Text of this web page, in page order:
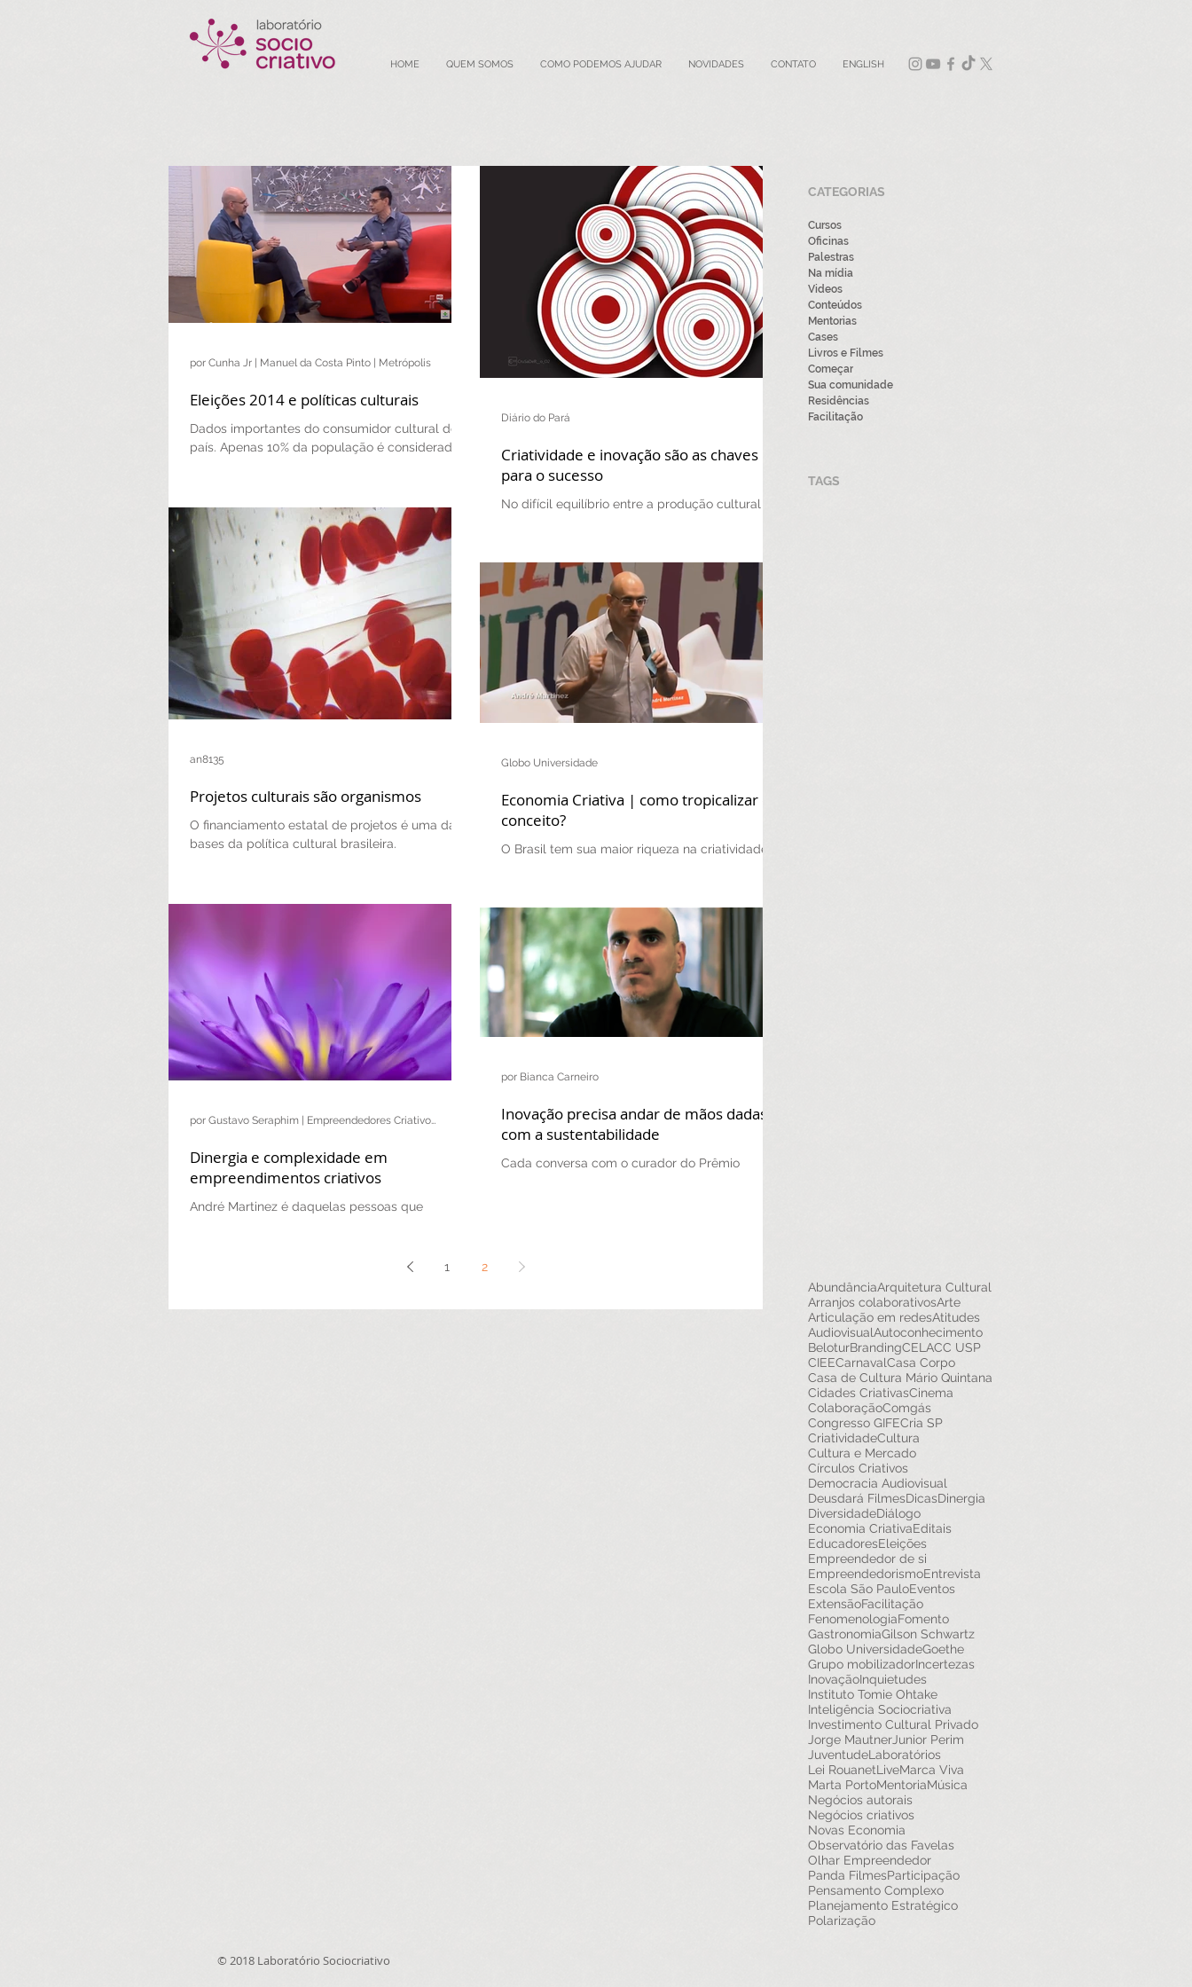
HOME QUEM SOMOS COMO PODEMOS AJUDAR NOVIDADES CONTATO ENGLISH
Eleições 2014 e políticas culturais
Dados importantes do consumidor cultural do
país. Apenas 10% da população é considerada
por Cunha Jr | Manuel da Costa Pinto | Metrópolis
Criatividade e inovação são as chaves
para o sucesso
No difícil equilíbrio entre a produção cultural e
Diário do Pará
Projetos culturais são organismos
O financiamento estatal de projetos é uma das
bases da política cultural brasileira.
an8135
Economia Criativa | como tropicalizar o
conceito?
O Brasil tem sua maior riqueza na criatividade e
Globo Universidade
Dinergia e complexidade em
empreendimentos criativos
André Martinez é daquelas pessoas que
por Gustavo Seraphim | Empreendedores Criativos
Inovação precisa andar de mãos dadas
com a sustentabilidade
Cada conversa com o curador do Prêmio
por Bianca Carneiro
1 2
CATEGORIAS
Cursos
Oficinas
Palestras
Na mídia
Videos
Conteúdos
Mentorias
Cases
Livros e Filmes
Começar
Sua comunidade
Residências
Facilitação
TAGS
AbundânciaArquitetura Cultural
Arranjos colaborativosArte
Articulação em redesAtitudes
AudiovisualAutoconhecimento
BeloturBrandingCELACC USP
CIEECarnavalCasa Corpo
Casa de Cultura Mário Quintana
Cidades CriativasCinema
ColaboraçãoComgás
Congresso GIFECria SP
CriatividadeCultura
Cultura e Mercado
Círculos Criativos
Democracia Audiovisual
Deusdará FilmesDicasDinergia
DiversidadeDiálogo
Economia CriativaEditais
EducadoresEleições
Empreendedor de si
EmpreendedorismoEntrevista
Escola São PauloEventos
ExtensãoFacilitação
FenomenologiaFomento
GastronomiaGilson Schwartz
Globo UniversidadeGoethe
Grupo mobilizadorIncertezas
InovaçãoInquietudes
Instituto Tomie Ohtake
Inteligência Sociocriativa
Investimento Cultural Privado
Jorge Mautner Junior Perim
JuventudeLaboratórios
Lei RouanetLiveMarca Viva
Marta PortoMentoriaMúsica
Negócios autorais
Negócios criativos
Novas Economia
Observatório das Favelas
Olhar Empreendedor
Panda FilmesParticipação
Pensamento Complexo
Planejamento Estratégico
Polarização
© 2018 Laboratório Sociocriativo